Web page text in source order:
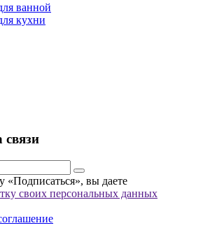
ванной
кухни
связи
вы даете
своих персональных данных